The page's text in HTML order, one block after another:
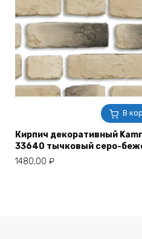
В
Кирпич декоративный
33640 тычковый серо-
1480,00 ₽